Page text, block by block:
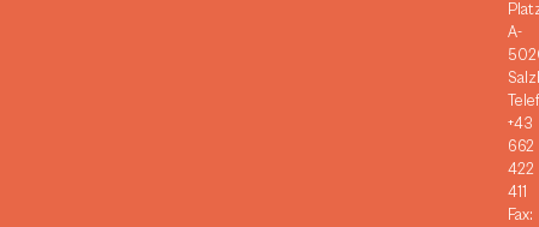
A-
+43
662
422
411
Fax: